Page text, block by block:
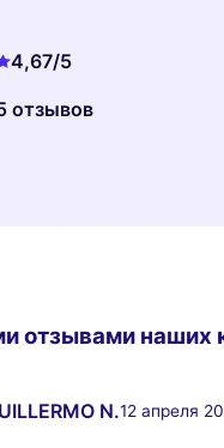
4,67/5
отзывов
отзывами наших
N.12 апреля